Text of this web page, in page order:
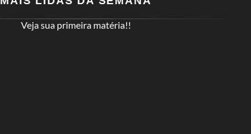
Veja sua primeira matéria!!